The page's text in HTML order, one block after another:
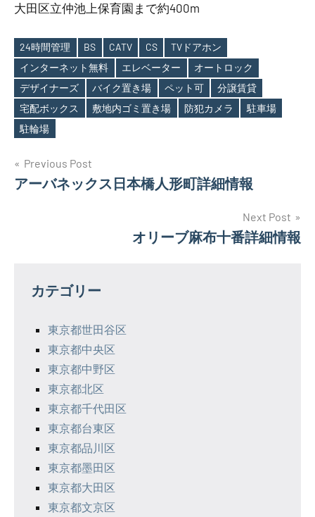
大田区立仲池上保育園まで約400m
Tags
24時間管理 BS CATV CS
TVドアホン
インターネット無料
エレベーター
オートロック
デザイナーズ
バイク置き場 ペット可
分譲賃貸
宅配ボックス
敷地内ゴミ置き場 防犯カメラ
駐車場
駐輪場
投
稿
ー
Previous Post
アーバネックス日本橋人形町詳細情報
Next Post
オリーブ麻布十番詳細情報
カテゴリー
東京都世田谷区
東京都中央区
東京都中野区
東京都北区
東京都千代田区
東京都台東区
東京都品川区
東京都墨田区
東京都大田区
東京都文京区